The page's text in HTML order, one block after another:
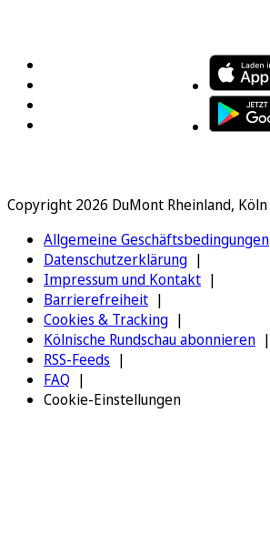
Copyright 2026 DuMont Rheinland, Köln
Allgemeine Geschäftsbedingungen
Datenschutzerklärung
Impressum und Kontakt
Barrierefreiheit
Cookies & Tracking
Kölnische Rundschau abonnieren
RSS-Feeds
FAQ
Cookie-Einstellungen